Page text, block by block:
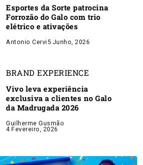
Esportes da Sorte patrocina
Forrozão do Galo com trio
elétrico e ativações
Antonio Cervi 5 Junho, 2026
BRAND EXPERIENCE
Vivo leva experiência
exclusiva a clientes no Galo
da Madrugada 2026
Guilherme Gusmão
4 Fevereiro, 2026